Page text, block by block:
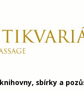
sbírky a